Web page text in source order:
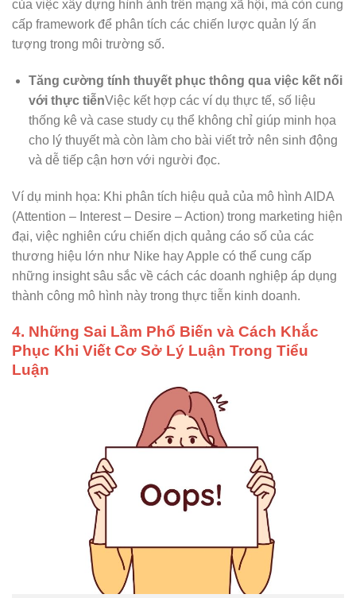
của việc xây dựng hình ảnh trên mạng xã hội, mà còn cung
cấp framework để phân tích các chiến lược quản lý ấn
tượng trong môi trường số.
Tăng cường tính thuyết phục thông qua việc kết nối
với thực tiễnViệc kết hợp các ví dụ thực tế, số liệu
thống kê và case study cụ thể không chỉ giúp minh họa
cho lý thuyết mà còn làm cho bài viết trở nên sinh động
và dễ tiếp cận hơn với người đọc.
Ví dụ minh họa: Khi phân tích hiệu quả của mô hình AIDA
(Attention – Interest – Desire – Action) trong marketing hiện
đại, việc nghiên cứu chiến dịch quảng cáo số của các
thương hiệu lớn như Nike hay Apple có thể cung cấp
những insight sâu sắc về cách các doanh nghiệp áp dụng
thành công mô hình này trong thực tiễn kinh doanh.
4. Những Sai Lầm Phổ Biến và Cách Khắc
Phục Khi Viết Cơ Sở Lý Luận Trong Tiểu
Luận